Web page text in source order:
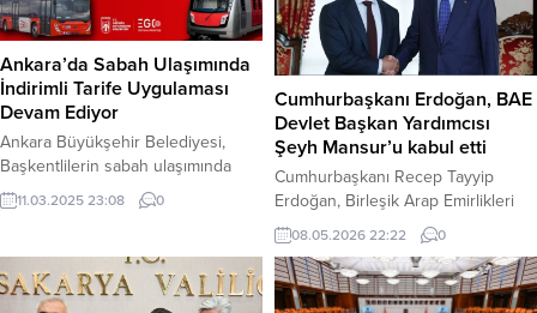
Ankara’da Sabah Ulaşımında
İndirimli Tarife Uygulaması
Devam Ediyor
Ankara Büyükşehir Belediyesi,
Başkentlilerin sabah ulaşımında
daha ekonomik ve konforlu
seyahat edebilmeleri için başlattığı
sürdürüyor. Özellikle işe giden
vatandaşların ulaşım giderlerine
11.03.2025 23:08 0
Cumhurbaşkanı Erdoğan, BAE
Devlet Başkan Yardımcısı
Şeyh Mansur’u kabul etti
Cumhurbaşkanı Recep Tayyip
Erdoğan, Birleşik Arap Emirlikleri
(BAE) Devlet Başkan Yardımcısı
Şeyh Mansur bin Zayid Al Nahyan’ı,
Dolmabahçe Çalışma Ofisi’nde
kabul etti. Haber Merkezi –
08.05.2026 22:22 0